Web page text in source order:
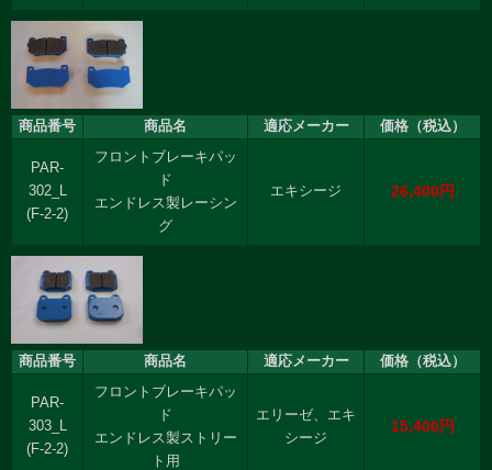
商品番号 商品名 適応メーカー 価格（税込）
PAR-
302_L
(F-2-2)
フロントブレーキパッ
ド
エンドレス製レーシン
グ
エキシージ 26,400円
商品番号 商品名 適応メーカー 価格（税込）
PAR-
303_L
(F-2-2)
フロントブレーキパッ
ド
エンドレス製ストリー
ト用
エリーゼ、エキ
シージ
15,400円